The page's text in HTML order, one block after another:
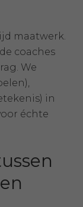
maatwerk.
coaches
We
in
échte